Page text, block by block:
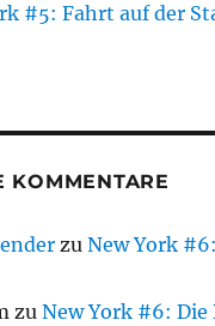
#5: Fahrt auf der
KOMMENTARE
zuNew York
zuNew York #6: